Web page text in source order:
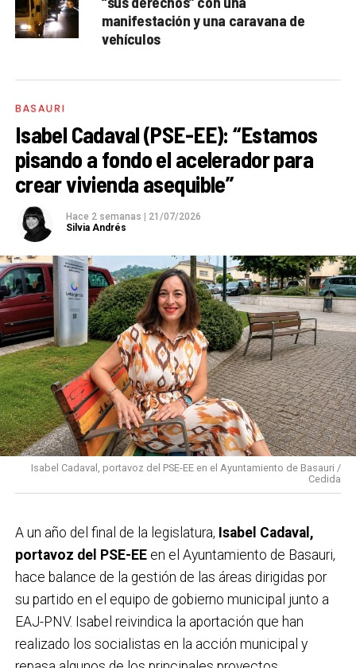
manifestación y una caravana de
vehículos
BASAURI
Isabel Cadaval (PSE-EE): “Estamos
pisando a fondo el acelerador para
crear vivienda asequible”
Hace 2 semanas
21/07/2026
Silvia Andrés
Isabel Cadaval, portavoz del PSE-EE en el Ayuntamiento de Basauri /
Cedida
A un año del final de la legislatura, Isabel Cadaval,
portavoz del PSE-EEen el Ayuntamiento de Basauri,
hace balance de la gestión de las áreas dirigidas por
su partido en el equipo de gobierno municipal junto a
EAJ-PNV. Isabel reivindica la aportación que han
realizado los socialistas en la acción municipal y